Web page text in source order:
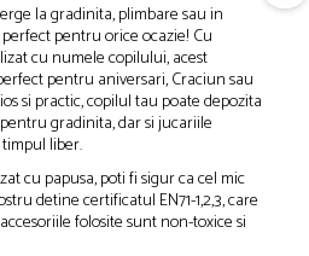
la gradinita, plimbare sau in
pentru orice ocazie! Cu
cu numele copilului, acest
pentru aniversari, Craciun sau
si practic, copilul tau poate depozita
gradinita, dar si jucariile
liber.
cu papusa, poti fi sigur ca cel mic
detine certificatul EN71-1,2,3, care
folosite sunt non-toxice si